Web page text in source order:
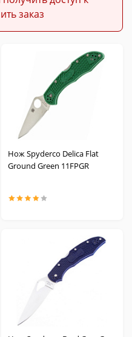
заказ
Нож Spyderco Delica Flat
Ground Green 11FPGR